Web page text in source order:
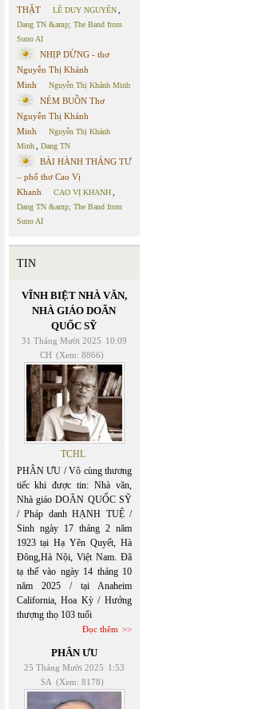
THẬT
LÊ DUY NGUYÊN
Dang TN &amp; The Band from
Suno AI
NHỊP DỪNG - thơ
Nguyễn Thị Khánh
Minh
Nguyễn Thị Khánh Minh
NÉM BUỒN Thơ
Nguyễn Thị Khánh
Minh
Nguyễn Thị Khánh
Minh
Dang TN
BÀI HÀNH THÁNG TƯ
– phổ thơ Cao Vị
Khanh
CAO VỊ KHANH
Dang TN &amp; The Band from
Suno AI
TIN
VĨNH BIỆT NHÀ VĂN,
NHÀ GIÁO DOÃN
QUỐC SỸ
31 Tháng Mười 2025 10:09
CH (Xem: 8866)
TCHL
PHÂN ƯU / Vô cùng thương
tiếc khi được tin: Nhà văn,
Nhà giáo DOÃN QUỐC SỸ
/ Pháp danh HẠNH TUỆ /
Sinh ngày 17 tháng 2 năm
1923 tại Hạ Yên Quyết, Hà
Đông,Hà Nội, Việt Nam. Đã
tạ thế vào ngày 14 tháng 10
năm 2025 / tại Anaheim
California, Hoa Kỳ / Hưởng
thượng thọ 103 tuổi
Đọc thêm
PHÂN ƯU
25 Tháng Mười 2025 1:53
SA (Xem: 8178)